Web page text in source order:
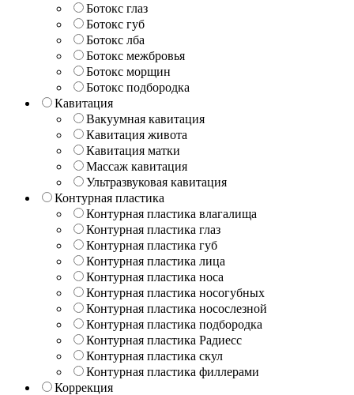
Ботокс глаз
Ботокс губ
Ботокс лба
Ботокс межбровья
Ботокс морщин
Ботокс подбородка
Кавитация
Вакуумная кавитация
Кавитация живота
Кавитация матки
Массаж кавитация
Ультразвуковая кавитация
Контурная пластика
Контурная пластика влагалища
Контурная пластика глаз
Контурная пластика губ
Контурная пластика лица
Контурная пластика носа
Контурная пластика носогубных
Контурная пластика носослезной
Контурная пластика подбородка
Контурная пластика Радиесс
Контурная пластика скул
Контурная пластика филлерами
Коррекция